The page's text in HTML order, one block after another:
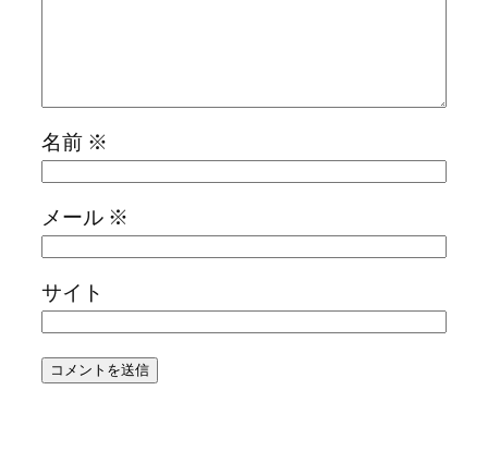
名前 ※
メール ※
サイト